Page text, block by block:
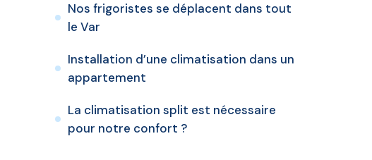
Nos frigoristes se déplacent dans tout
le Var
Installation d’une climatisation dans un
appartement
La climatisation split est nécessaire
pour notre confort ?